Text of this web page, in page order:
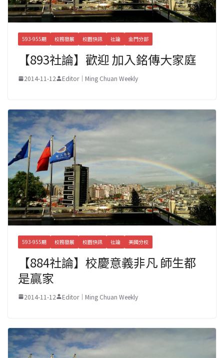
593-955期 校務發展 校園快訊 社論 金門分部
【893社論】歡迎 加入銘傳大家庭
2014-11-12 Editor｜Ming Chuan Weekly
593-955期 校務發展 校園快訊 社論 美國分校
【884社論】校慶意義非凡 師生都
是贏家
2014-11-12 Editor｜Ming Chuan Weekly